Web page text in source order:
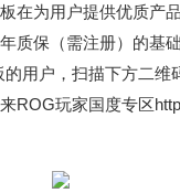
在为用户提供优质产
质保（需注册）的基
用户，扫描下方二
ROG玩家国度专区